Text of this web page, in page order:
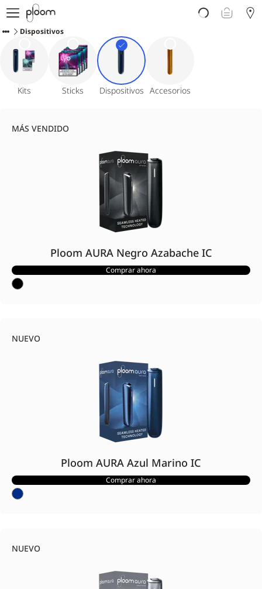
Descubre Ploom AURA
Tienda
Sticks LYO
Ploom Club
Ayuda y soporte
ISLAS CANARIAS
Dispositivos
Kits Sticks Dispositivos Accesorios
MÁS VENDIDO
Ploom AURA Negro Azabache IC
Comprar ahora
NUEVO
Ploom AURA Azul Marino IC
Comprar ahora
NUEVO